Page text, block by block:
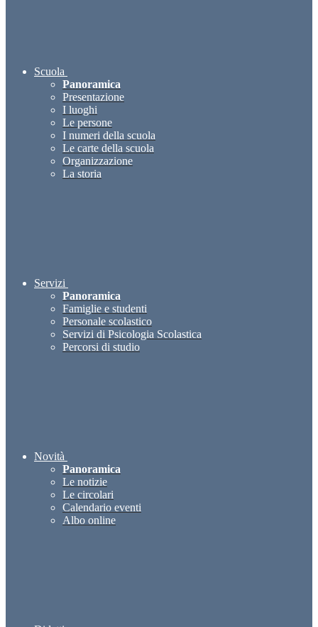
Scuola
Panoramica
Presentazione
I luoghi
Le persone
I numeri della scuola
Le carte della scuola
Organizzazione
La storia
Servizi
Panoramica
Famiglie e studenti
Personale scolastico
Servizi di Psicologia Scolastica
Percorsi di studio
Novità
Panoramica
Le notizie
Le circolari
Calendario eventi
Albo online